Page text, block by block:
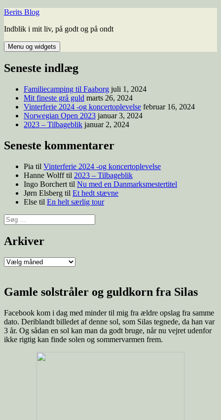
Berits Blog
Indblik i mit liv, på godt og på ondt
Menu og widgets
Seneste indlæg
Familiecamping til Faaborg juli 1, 2024
Mit fineste grå guld marts 26, 2024
Vinterferie 2024 -og koncertoplevelse februar 16, 2024
Norwegian Open 2023 januar 3, 2024
2023 – Tilbageblik januar 2, 2024
Seneste kommentarer
Pia til Vinterferie 2024 -og koncertoplevelse
Hanne Wolfftil 2023 – Tilbageblik
Ingo Borchert til Nu med en Danmarksmestertitel
Jørn Elsberg til Et hedt stævne
Else til En helt særlig tour
Arkiver
Gamle solstråler og guldkorn fra Silas
Facebook kom i dag med minder til mig fra ældre opslag fra samme
dato. Deriblandt billedet af denne sol, som Silas tegnede, da han var
3 år. Og sådan en sol kan man da godt bruge, når nu vejret udenfor
ikke rigtig kan finde solen og sommervarmen frem.